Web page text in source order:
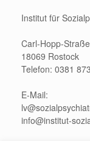
Institut für
Carl-Hopp-
18069 Rostock
Telefon: 0381
E-Mail:
info@institut-